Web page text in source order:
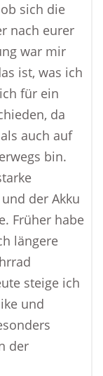
sich die
nach eurer
war mir
ist, was ich
für ein
da
auch auf
bin.
der Akku
Früher habe
längere
steige ich
und
der